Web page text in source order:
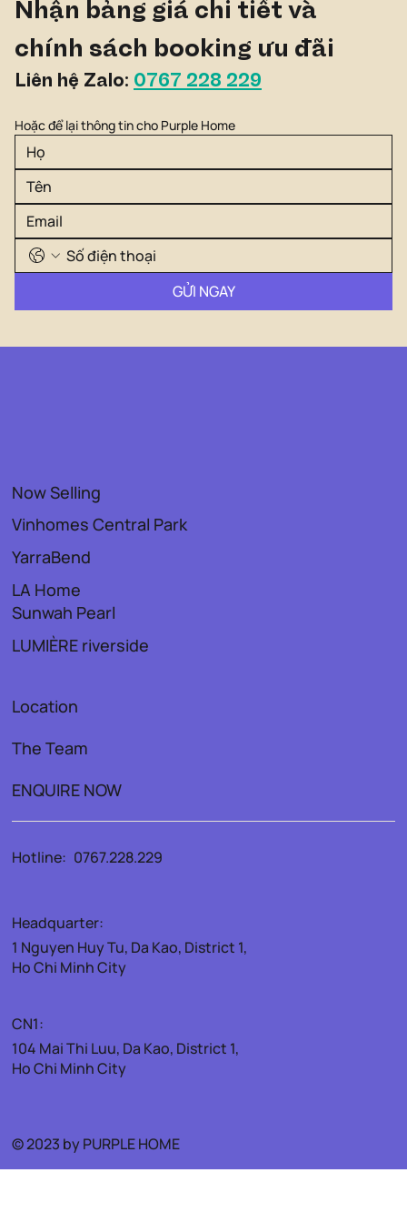
chính sách booking ưu đãi
Liên hệ Zalo: 0767 228 229
Hoặc để lại thông tin cho Purple Home
GỬI NGAY
© 2023 by PURPLE HOME
Hotline: 0767.228.229
Headquarter:
1 Nguyen Huy Tu, Da Kao, District 1,
Ho Chi Minh City
CN1:
104 Mai Thi Luu, Da Kao, District 1,
Ho Chi Minh City
ENQUIRE NOW
The Team
Location
Now Selling
YarraBend
LA Home
Sunwah Pearl
LUMIÈRE riverside
Vinhomes Central Park